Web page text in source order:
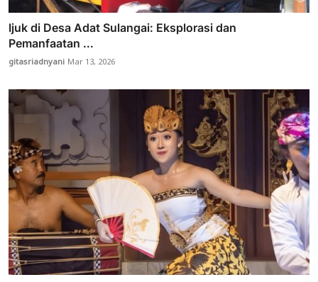
Ijuk di Desa Adat Sulangai: Eksplorasi dan
Pemanfaatan ...
gitasriadnyani Mar 13, 2026